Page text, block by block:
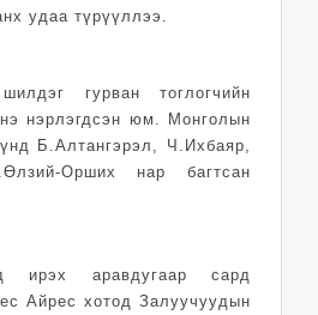
удаа түрүүллээ.
гурван тоглогчийн
нэрлэгдсэн юм. Монголын
Б.Алтангэрэл, Ч.Ихбаяр,
Орших нар багтсан
ирэх аравдугаар сард
Айрес хотод Залуучуудын